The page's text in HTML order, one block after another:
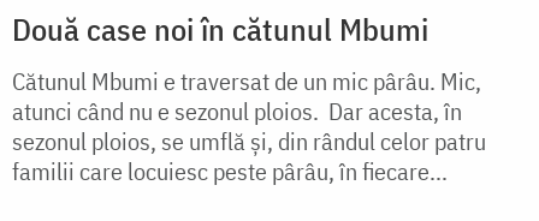
Două case noi în cătunul Mbumi
Cătunul Mbumi e traversat de un mic pârâu. Mic,
atunci când nu e sezonul ploios. Dar acesta, în
sezonul ploios, se umflă şi, din rândul celor patru
familii care locuiesc peste pârâu, în fiecare...